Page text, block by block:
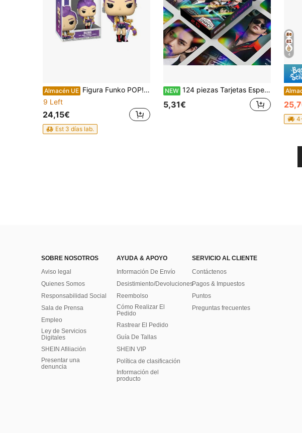
Almacén UE Figura Funko POP! KPop Demon Hunters - Rumi 2257 Raíz Merchan-Store
9 Left
24,15€
Est 3 días lab.
NEW 124 piezas Tarjetas Especiales Holográficas de Álbum 2.0, Tarjetas Fotográficas Coleccionables LOMO, Mercancía de Apoyo para Fans de K-Pop, Con V y Múltiples Looks de Álbum, Impresión Exquisita de Alta Definición con Láser Holográfico, Adecuado para Colección de Álbumes, Decoración de Scrapbook, Exhibición en Marco de Fotos, Regalo de Cumpleaños y Vacaciones, Coleccionables de Fans, Artículo de Intercambio para Regreso a la Escuela
5,31€
4
SOBRE NOSOTROS
Aviso legal
Quienes Somos
Responsabilidad Social
Sala de Prensa
Empleo
Ley de Servicios
Digitales
SHEIN Afiliación
Presentar una
denuncia
AYUDA & APOYO
Información De Envío
Desistimiento/Devoluciones
Reembolso
Cómo Realizar El
Pedido
Rastrear El Pedido
Guía De Tallas
SHEIN VIP
Política de clasificación
​Información del
producto
SERVICIO AL CLIENTE
Contáctenos
Pagos & Impuestos
Puntos
Preguntas frecuentes